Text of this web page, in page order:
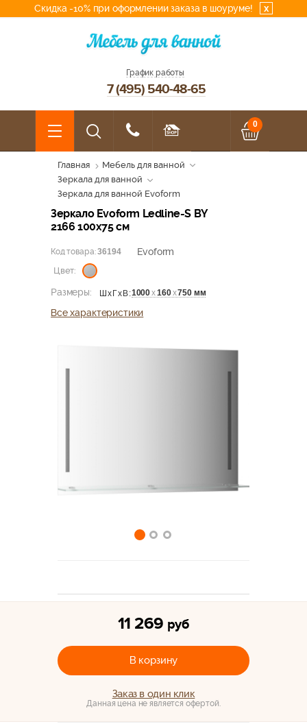
Скидка -10% при оформлении заказа в шоуруме! x
График работы
7 (495) 540-48-65
0
Главная
Мебель для ванной
Зеркала для ванной
Зеркала для ванной Evoform
Зеркало Evoform Ledline-S BY
2166 100x75 см
Код товара: 36194 Evoform
Цвет:
Размеры: ШхГхВ:1000х160х750 мм
Все характеристики
11 269 руб
В корзину
Заказ в один клик
Данная цена не является офертой.